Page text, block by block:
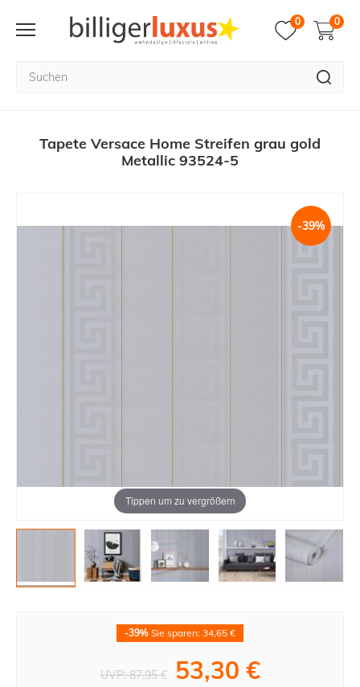
0 0
Tapete Versace Home Streifen grau gold
Metallic 93524-5
Tippen um zu vergrößern
-39%
-39% Sie sparen: 34,65 €
UVP:87,95 € 53,30 €